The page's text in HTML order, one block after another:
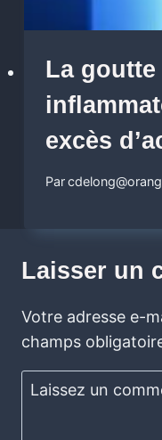
La
excès
Par
Laisser un
Votre adresse e-
champs